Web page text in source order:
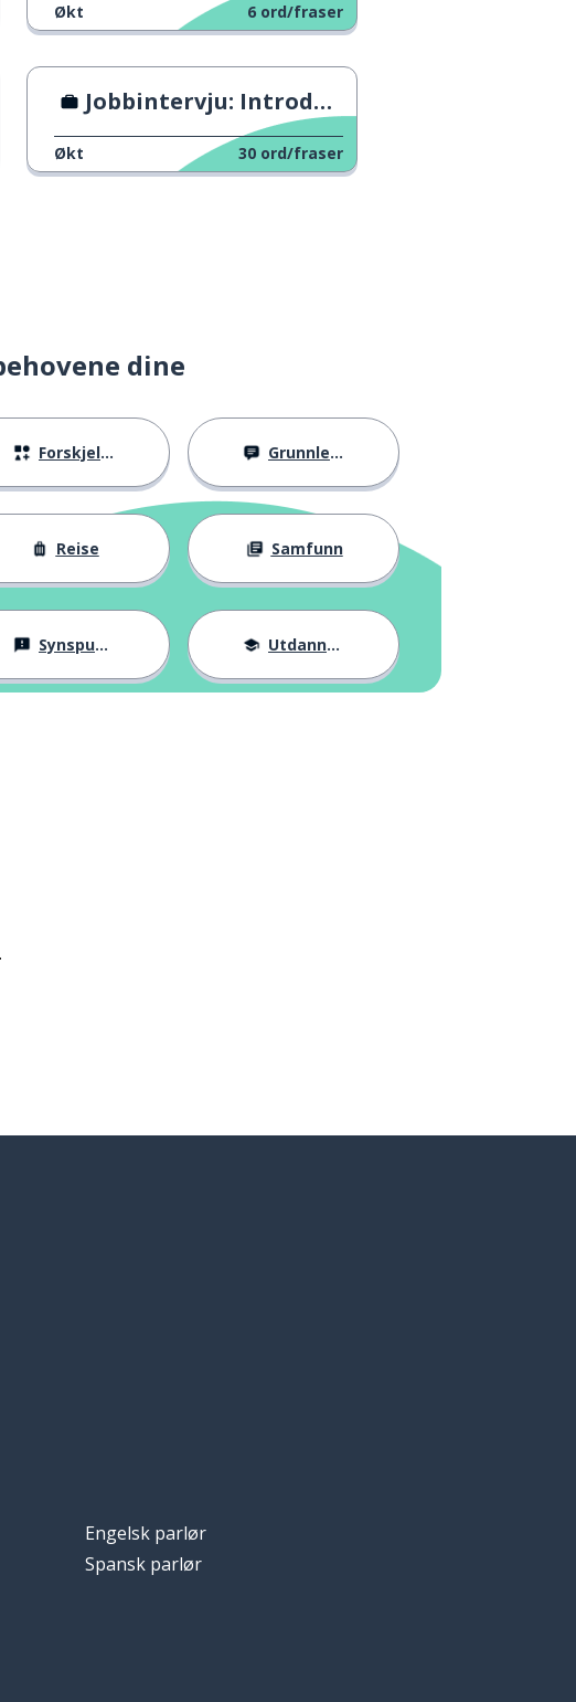
Økt 6 ord/fraser
Jobbintervju: Introduksjoner
Økt 30 ord/fraser
dine
Forskjellig Grunnleggende
Reise Samfunn
Synspunkter Utdannelse
Engelsk parlør
Spansk parlør